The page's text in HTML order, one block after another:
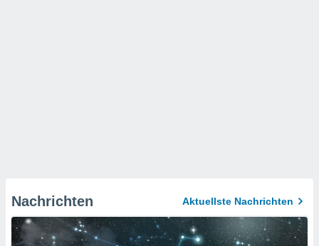
Nachrichten Aktuellste Nachrichten